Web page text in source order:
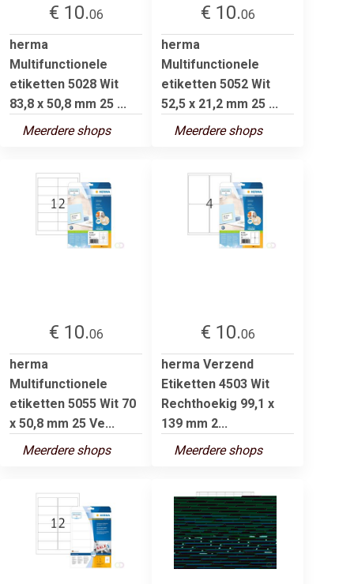
€ 10.06
herma
Multifunctionele
etiketten 5028 Wit
83,8 x 50,8 mm 25 ...
Meerdere shops
€ 10.06
herma
Multifunctionele
etiketten 5052 Wit
52,5 x 21,2 mm 25 ...
Meerdere shops
€ 10.06
herma
Multifunctionele
etiketten 5055 Wit 70
x 50,8 mm 25 Ve...
Meerdere shops
€ 10.06
herma Verzend
Etiketten 4503 Wit
Rechthoekig 99,1 x
139 mm 2...
Meerdere shops